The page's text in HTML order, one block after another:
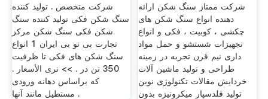
شرکت متخصص . تولید کننده
سنگ شکن فکی تولید کننده سنگ
شکن فکی سنگ شکن مرکز
تجارت بی تو بی ایران 1 انواع
سنگ شکن های فکی تا ظرفیت
350 تن در . >> نرى الأسعار .
که براساس دهانه ورودی
مستطیل مانند آنها .
شرکت ممتاز سنگ شکن ارائه
دهنده انواع سنگ شکن های
چکشی ، کوبیت ، فکی و انواع
تجهیزات شستشو و حمل مواد
داری نيم قرن تجربه در زمينه
طراحی و توليد ماشين آلات
خردايش مقالات تكنولوژی نوين
توليد فلدسپار ميكرونيزه بدون